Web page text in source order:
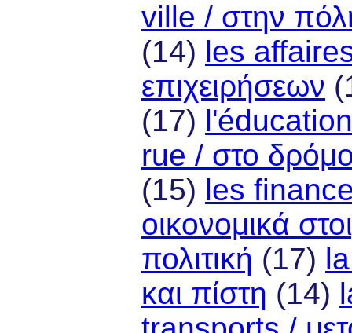
ville / στην
(14) les
επιχειρήσεων
(17)
rue / στο
(15) les
οικονομικά
πολιτική (17)
και πίστη (14)